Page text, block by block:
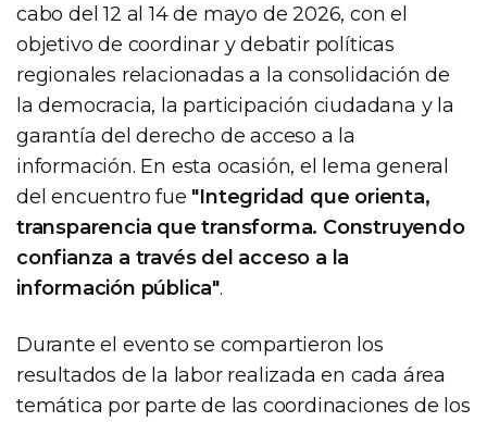
cabo del 12 al 14 de mayo de 2026, con el
objetivo de coordinar y debatir políticas
regionales relacionadas a la consolidación de
la democracia, la participación ciudadana y la
garantía del derecho de acceso a la
información. En esta ocasión, el lema general
del encuentro fue "Integridad que orienta,
transparencia que transforma. Construyendo
confianza a través del acceso a la
información pública".
Durante el evento se compartieron los
resultados de la labor realizada en cada área
temática por parte de las coordinaciones de los